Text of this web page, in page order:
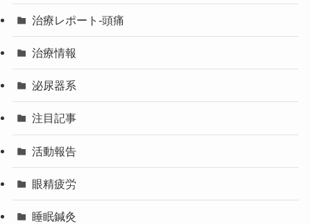
治療レポート-頭痛
治療情報
泌尿器系
注目記事
活動報告
眼精疲労
睡眠鍼灸